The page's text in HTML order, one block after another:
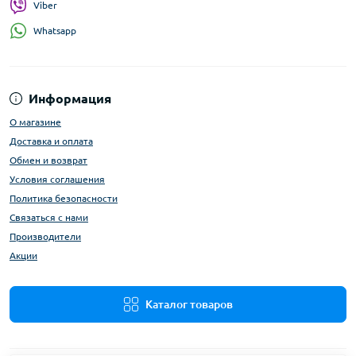
Информация
О магазине
Доставка и оплата
Обмен и возврат
Условия соглашения
Политика безопасности
Связаться с нами
Производители
Акции
Каталог товаров
Viber
Whatsapp